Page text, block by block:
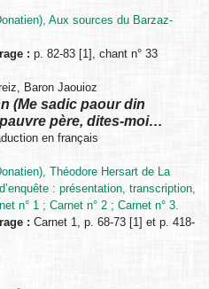
Aux sources du Barzaz-
: p. 82-83 [1], chant n° 33
Baron Jaouioz
(Me sadic paour din
père, dites-moi…
en français
Théodore Hersart de La
: présentation, transcription,
n° 1 ; Carnet n° 2 ; Carnet n° 3.
: Carnet 1, p. 68-73 [1] et p. 418-